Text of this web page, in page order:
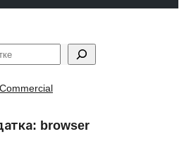
Commercial
browser